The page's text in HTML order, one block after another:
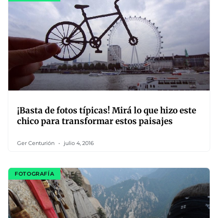
¡Basta de fotos típicas! Mirá lo que hizo este
chico para transformar estos paisajes
Ger Centurión julio 4, 2016
FOTOGRAFÍA